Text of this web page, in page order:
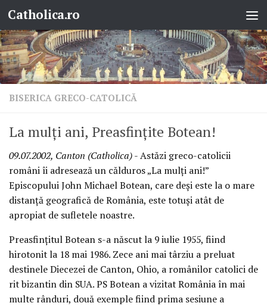
Skip to content
Catholica.ro
BISERICA GRECO-CATOLICĂ
La mulţi ani, Preasfinţite Botean!
09.07.2002, Canton (Catholica)- Astăzi greco-catolicii
români îi adresează un călduros „La mulţi ani!”
Episcopului John Michael Botean, care deşi este la o mare
distanţă geografică de România, este totuşi atât de
apropiat de sufletele noastre.
Preasfinţitul Botean s-a născut la 9 iulie 1955, fiind
hirotonit la 18 mai 1986. Zece ani mai târziu a preluat
destinele Diecezei de Canton, Ohio, a românilor catolici de
rit bizantin din SUA. PS Botean a vizitat România în mai
multe rânduri, două exemple fiind prima sesiune a